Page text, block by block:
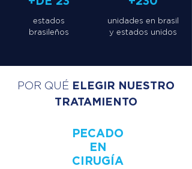
estados
brasileños
unidades en brasil
y estados unidos
POR QUÉ ELEGIR NUESTRO
TRATAMIENTO
PECADO
EN
CIRUGÍA